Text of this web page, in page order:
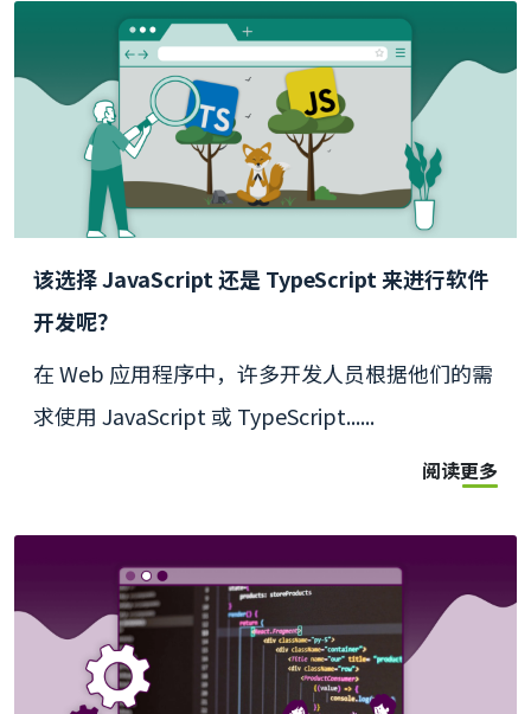
该选择 JavaScript 还是 TypeScript 来进行软件
开发呢？
在 Web 应用程序中，许多开发人员根据他们的需
求使用 JavaScript 或 TypeScript......
阅读更多